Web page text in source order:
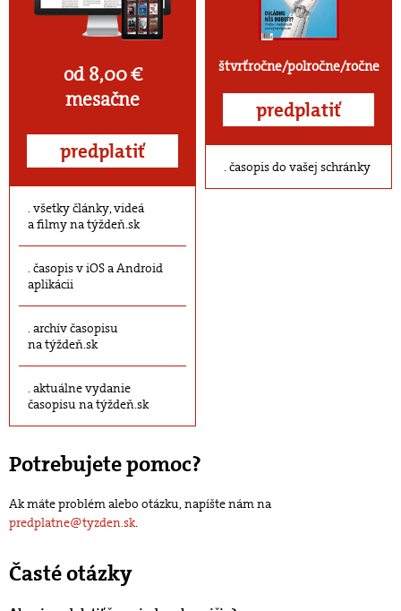
od 8,00 €
mesačne
predplatiť
všetky články, videá
a filmy na týždeň.sk
časopis v iOS a Android
aplikácii
archív časopisu
na týždeň.sk
aktuálne vydanie
časopisu na týždeň.sk
štvrťročne/polročne/ročne
predplatiť
časopis do vašej schránky
Potrebujete pomoc?
Ak máte problém alebo otázku, napíšte nám na
predplatne@tyzden.sk.
Časté otázky